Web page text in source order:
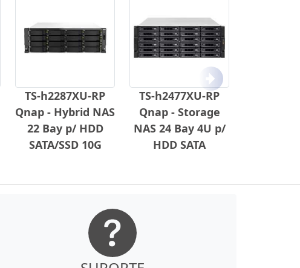
TS-h2287XU-RP
Qnap - Hybrid NAS
22 Bay p/ HDD
SATA/SSD 10G
TS-h2477XU-RP
Qnap - Storage
NAS 24 Bay 4U p/
HDD SATA
Próximo